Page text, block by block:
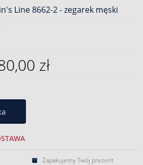
Line 8662-2 - zegarek męski
zł
Zapakujemy Twój prezent